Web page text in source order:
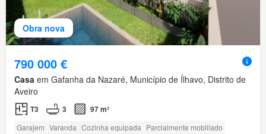
Obra nova
790 000 €
Casa em Gafanha da Nazaré, Município de Ílhavo, Distrito de
Aveiro
T3 3 97 m²
Garajem Varanda Cozinha equipada Parcialmente mobiliado